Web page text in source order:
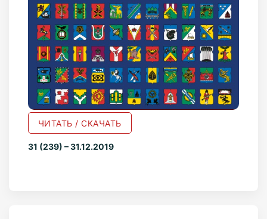
ЧИТАТЬ / СКАЧАТЬ
31 (239) – 31.12.2019